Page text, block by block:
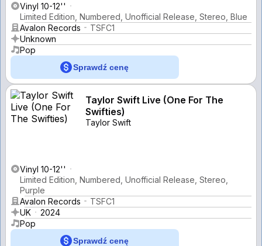
Vinyl 10-12''
Limited Edition, Numbered, Unofficial Release, Stereo, Blue
Avalon Records
TSFC1
Unknown
Pop
Sprawdź cenę
Taylor Swift Live (One For The
Swifties)
Taylor Swift
Vinyl 10-12''
Limited Edition, Numbered, Unofficial Release, Stereo,
Purple
Avalon Records
TSFC1
UK
2024
Pop
Sprawdź cenę